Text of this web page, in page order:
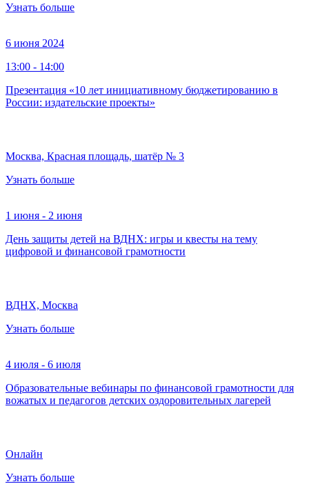
Узнать больше
6 июня 2024
13:00 - 14:00
Презентация «10 лет инициативному бюджетированию в
России: издательские проекты»
Москва, Красная площадь, шатёр № 3
Узнать больше
1 июня - 2 июня
День защиты детей на ВДНХ: игры и квесты на тему
цифровой и финансовой грамотности
ВДНХ, Москва
Узнать больше
4 июля - 6 июля
Образовательные вебинары по финансовой грамотности для
вожатых и педагогов детских оздоровительных лагерей
Онлайн
Узнать больше